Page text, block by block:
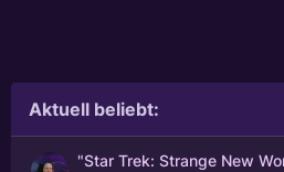
Aktuell beliebt:
"Star Trek: Strange New